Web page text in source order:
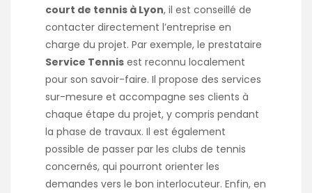
court de tennis à Lyon, il est conseillé de
contacter directement l’entreprise en
charge du projet. Par exemple, le prestataire
Service Tennis est reconnu localement
pour son savoir-faire. Il propose des services
sur-mesure et accompagne ses clients à
chaque étape du projet, y compris pendant
la phase de travaux. Il est également
possible de passer par les clubs de tennis
concernés, qui pourront orienter les
demandes vers le bon interlocuteur. Enfin, en